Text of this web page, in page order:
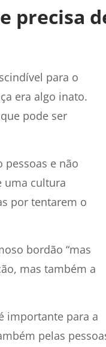
precisa
para o
era algo inato.
pode ser
pessoas e não
uma cultura
por tentarem o
bordão “mas
mas também a
importante para a
pelas